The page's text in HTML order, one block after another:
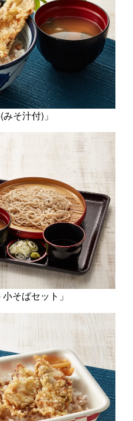
そ汁付)」
そばセット」